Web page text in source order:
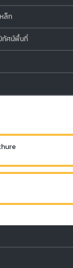
ล็ก
ทัศน์พื้นที่